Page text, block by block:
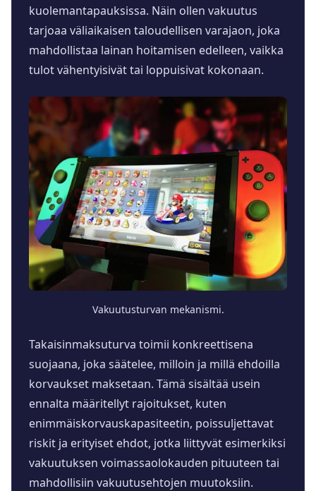
kuolemantapauksissa. Näin ollen vakuutus
tarjoaa väliaikaisen taloudellisen varajaon, joka
mahdollistaa lainan hoitamisen edelleen, vaikka
tulot vähentyisivät tai loppuisivat kokonaan.
Vakuutusturvan mekanismi.
Takaisinmaksuturva toimii konkreettisena
suojaana, joka säätelee, milloin ja millä ehdoilla
korvaukset maksetaan. Tämä sisältää usein
ennalta määritellyt rajoitukset, kuten
enimmäiskorvauskapasiteetin, poissuljettavat
riskit ja erityiset ehdot, jotka liittyvät esimerkiksi
vakuutuksen voimassaolokauden pituuteen tai
mahdollisiin vakuutusehtojen muutoksiin.